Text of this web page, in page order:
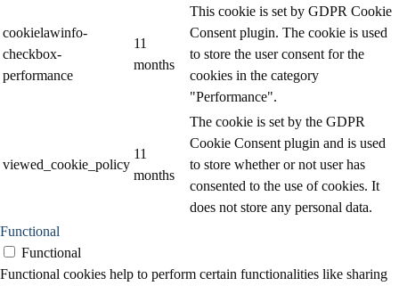
cookielawinfo-
checkbox-
performance
11
months
This cookie is set by GDPR Cookie
Consent plugin. The cookie is used
to store the user consent for the
cookies in the category
"Performance".
viewed_cookie_policy
11
months
The cookie is set by the GDPR
Cookie Consent plugin and is used
to store whether or not user has
consented to the use of cookies. It
does not store any personal data.
Functional
Functional
Functional cookies help to perform certain functionalities like sharing